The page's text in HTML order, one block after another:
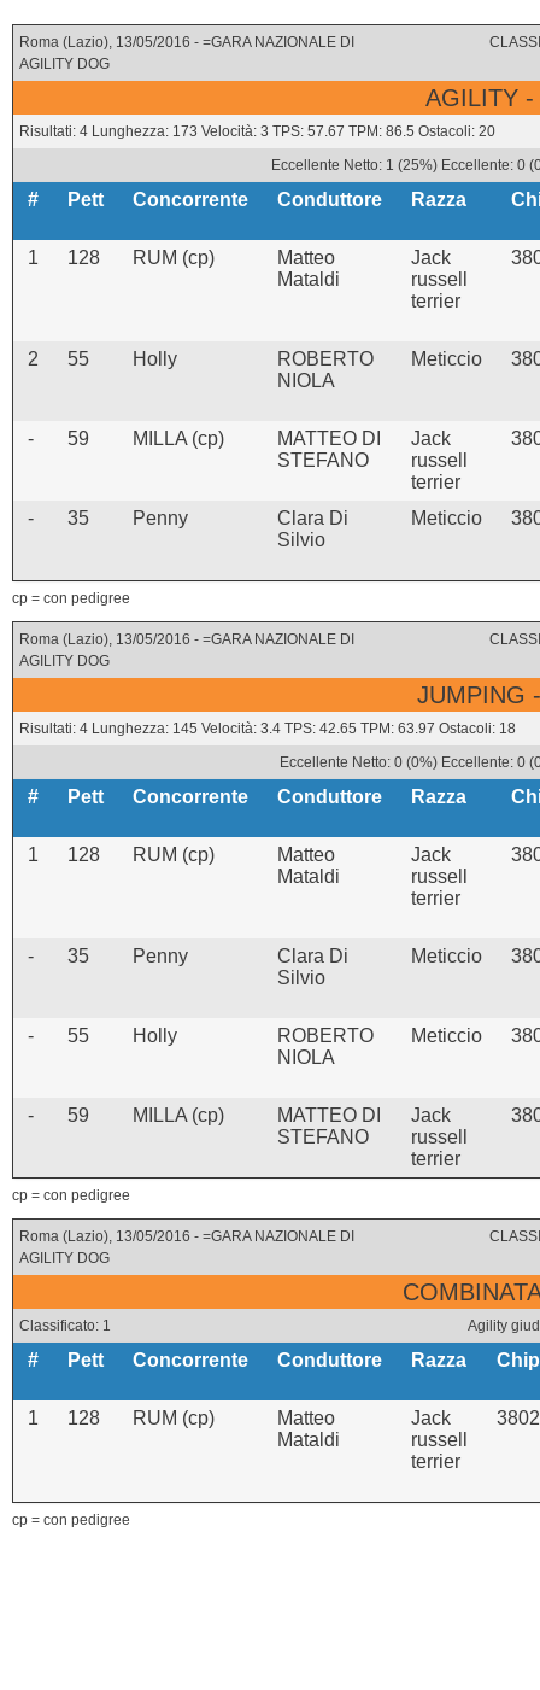
Roma (Lazio), 13/05/2016 - =GARA NAZIONALE DI
AGILITY DOG
AGILITY -
Risultati: 4 Lunghezza: 173 Velocità: 3 TPS: 57.67 TPM: 86.5 Ostacoli: 20
Eccellente Netto: 1 (25%) Eccellente: 0
# Pett Concorrente Conduttore Razza
1 128 RUM (cp)
Matteo
Mataldi
Jack
russell
terrier
2 55 Holly
ROBERTO
NIOLA
Meticcio
- 59 MILLA (cp)
MATTEO DI
STEFANO
Jack
russell
terrier
- 35 Penny
Clara Di
Silvio
Meticcio
cp = con pedigree
Roma (Lazio), 13/05/2016 - =GARA NAZIONALE DI
AGILITY DOG
JUMPING
Risultati: 4 Lunghezza: 145 Velocità: 3.4 TPS: 42.65 TPM: 63.97 Ostacoli: 18
Eccellente Netto: 0 (0%) Eccellente: 0
# Pett Concorrente Conduttore Razza
1 128 RUM (cp)
Matteo
Mataldi
Jack
russell
terrier
- 35 Penny
Clara Di
Silvio
Meticcio
- 55 Holly
ROBERTO
NIOLA
Meticcio
- 59 MILLA (cp)
MATTEO DI
STEFANO
Jack
russell
terrier
cp = con pedigree
Roma (Lazio), 13/05/2016 - =GARA NAZIONALE DI
AGILITY DOG
Classificato: 1 Agility
# Pett Concorrente Conduttore Razza Chip
1 128 RUM (cp)
Matteo
Mataldi
Jack
russell
terrier
cp = con pedigree